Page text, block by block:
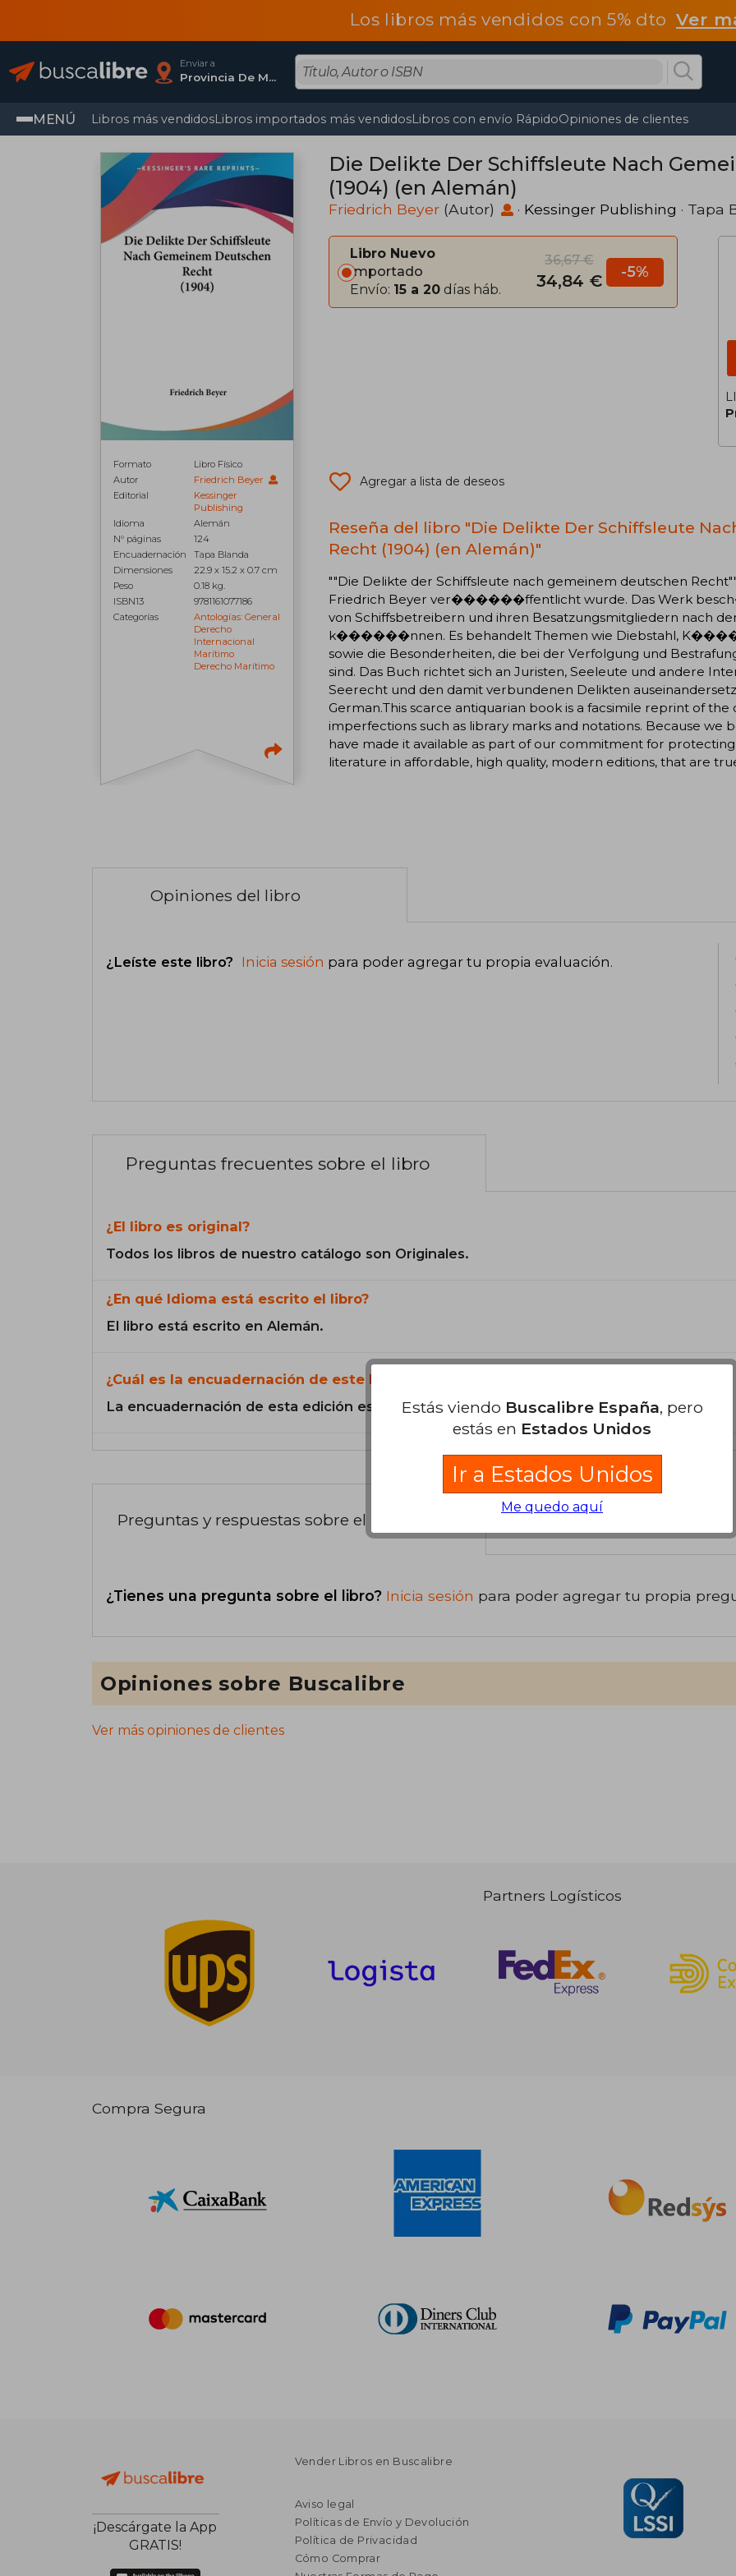
Los libros más vendidos con 5% dtoVer
Enviar a
Provincia De Madrid
MENÚ Libros más vendidosLibros importados más vendidosLibros con envío RápidoOpiniones de clientes
Formato
Libro Físico
Autor
Friedrich Beyer
Editorial
Kessinger
Publishing
Idioma
Alemán
N° páginas
124
Encuadernación
Tapa Blanda
Dimensiones
22.9 x 15.2 x 0.7 cm
Peso
0.18 kg.
ISBN13
9781161077186
Categorías
Antologías: General
Derecho
Internacional
Marítimo
Derecho Marítimo
Die Delikte Der Schiffsleute Nach
(1904) (en Alemán)
Friedrich Beyer (Autor) · Kessinger Publishing · Tapa
Libro Nuevo
Importado
Envío: 15 a 20 días háb.
36,67 €
34,84 € -5%
Agregar a lista de deseos
Reseña del libro "Die Delikte Der Schiffsleute
Recht (1904) (en Alemán)"
""Die Delikte der Schiffsleute nach gemeinem deutschen
Friedrich Beyer ver������ffentlicht wurde. Das Werk
von Schiffsbetreibern und ihren Besatzungsmitgliedern nach
k������nnen. Es behandelt Themen wie Diebstahl,
sowie die Besonderheiten, die bei der Verfolgung und
sind. Das Buch richtet sich an Juristen, Seeleute und andere
Seerecht und den damit verbundenen Delikten
German.This scarce antiquarian book is a facsimile reprint of
imperfections such as library marks and notations. Because we
have made it available as part of our commitment for
literature in affordable, high quality, modern editions, that are
Opiniones del libro
¿Leíste este libro? Inicia sesión para poder agregar tu propia evaluación.
Preguntas frecuentes sobre el libro
¿El libro es original?
Todos los libros de nuestro catálogo son Originales.
¿En qué Idioma está escrito el libro?
El libro está escrito en Alemán.
¿Cuál es la encuadernación de este libro?
La encuadernación de esta edición es Tapa Blanda.
Preguntas y respuestas sobre el libro
¿Tienes una pregunta sobre el libro? Inicia sesión para poder agregar tu propia
Opiniones sobre Buscalibre
Ver más opiniones de clientes
Partners Logísticos
Compra Segura
¡Descárgate la App
GRATIS!
Vender Libros en Buscalibre
Aviso legal
Políticas de Envío y Devolución
Política de Privacidad
Cómo Comprar
Estás viendo Buscalibre España, pero
estás en Estados Unidos
Ir a Estados Unidos
Me quedo aquí